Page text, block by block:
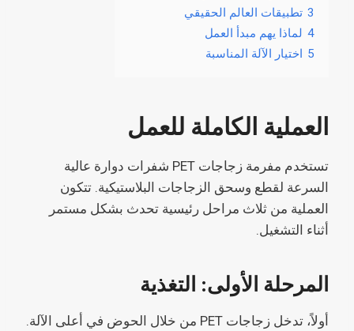
3 تطبيقات العالم الحقيقي
4 لماذا يهم مبدأ العمل
5 اختيار الآلة المناسبة
العملية الكاملة للعمل
تستخدم مفرمة زجاجات PET شفرات دوارة عالية
السرعة لقطع وسحق الزجاجات البلاستيكية. تتكون
العملية من ثلاث مراحل رئيسية تحدث بشكل مستمر
أثناء التشغيل.
المرحلة الأولى: التغذية
أولاً، تدخل زجاجات PET من خلال الحوض في أعلى الآلة.